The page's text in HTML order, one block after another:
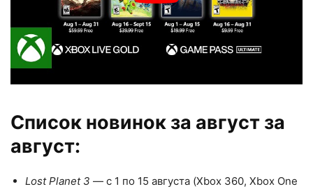
Список новинок за август за
август:
Lost Planet 3 — с 1 по 15 августа (Xbox 360, Xbox One